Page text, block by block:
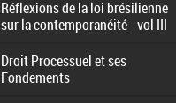
Réflexions de la loi brésilienne
sur la contemporanéité - vol III
Droit Processuel et ses
Fondements